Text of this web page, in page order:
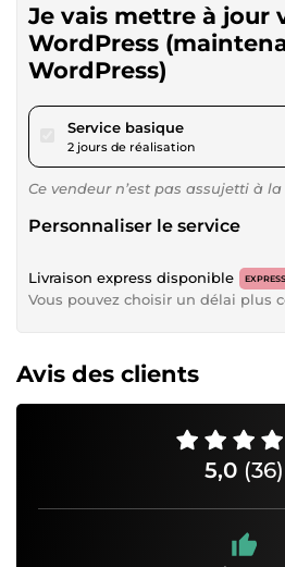
Je vais mettre à jour
WordPress
WordPress)
Service basiquepour 34,68 $US
2 jours de réalisation
Ce vendeur n’est pas assujetti à la
Personnaliser le service
Livraison express disponible EXPRESS
Vous pouvez choisir un délai plus
Avis des clients
5,0 (36)